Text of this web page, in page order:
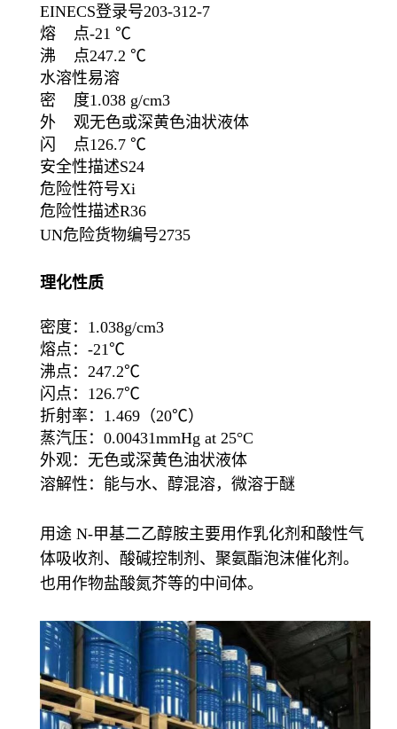
EINECS登录号203-312-7
熔 点-21 ℃
沸 点247.2 ℃
水溶性易溶
密 度1.038 g/cm3
外 观无色或深黄色油状液体
闪 点126.7 ℃
安全性描述S24
危险性符号Xi
危险性描述R36
UN危险货物编号2735
理化性质
密度：1.038g/cm3
熔点：-21℃
沸点：247.2℃
闪点：126.7℃
折射率：1.469（20℃）
蒸汽压：0.00431mmHg at 25°C
外观：无色或深黄色油状液体
溶解性：能与水、醇混溶，微溶于醚
用途 N-甲基二乙醇胺主要用作乳化剂和酸性气
体吸收剂、酸碱控制剂、聚氨酯泡沫催化剂。
也用作物盐酸氮芥等的中间体。